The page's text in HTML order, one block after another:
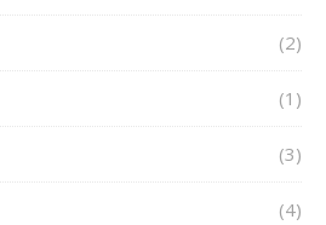
(2)
(1)
(3)
(4)